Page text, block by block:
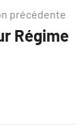
précédente
Régime